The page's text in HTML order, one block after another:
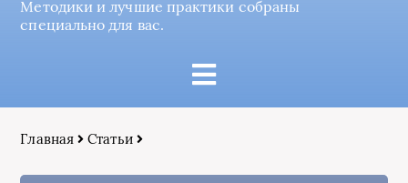
Методики и лучшие практики собраны
специально для вас.
Главная Статьи